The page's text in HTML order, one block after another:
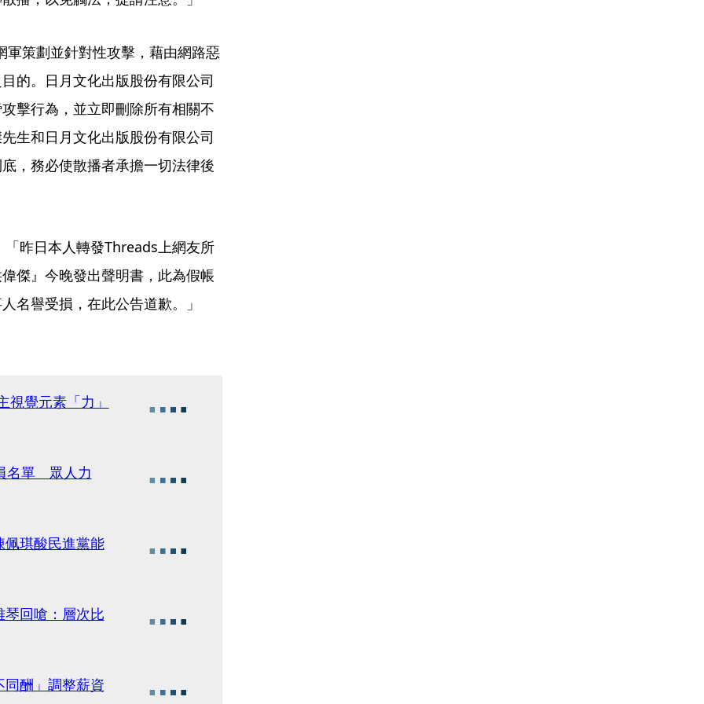
策劃並針對性攻擊，藉由網路惡
的。日月文化出版股份有限公司
擊行為，並立即刪除所有相關不
生和日月文化出版股份有限公司
，務必使散播者承擔一切法律後
昨日本人轉發Threads上網友所
傑』今晚發出聲明書，此為假帳
名譽受損，在此公告道歉。」
覺元素「力」
名單 眾人力
琪酸民進黨能
回嗆：層次比
酬」調整薪資